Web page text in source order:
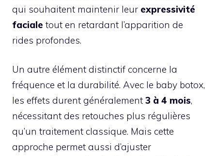
qui souhaitent maintenir leur expressivité
faciale tout en retardant l’apparition de
rides profondes.
Un autre élément distinctif concerne la
fréquence et la durabilité. Avec le baby botox,
les effets durent généralement 3 à 4 mois,
nécessitant des retouches plus régulières
qu’un traitement classique. Mais cette
approche permet aussi d’ajuster